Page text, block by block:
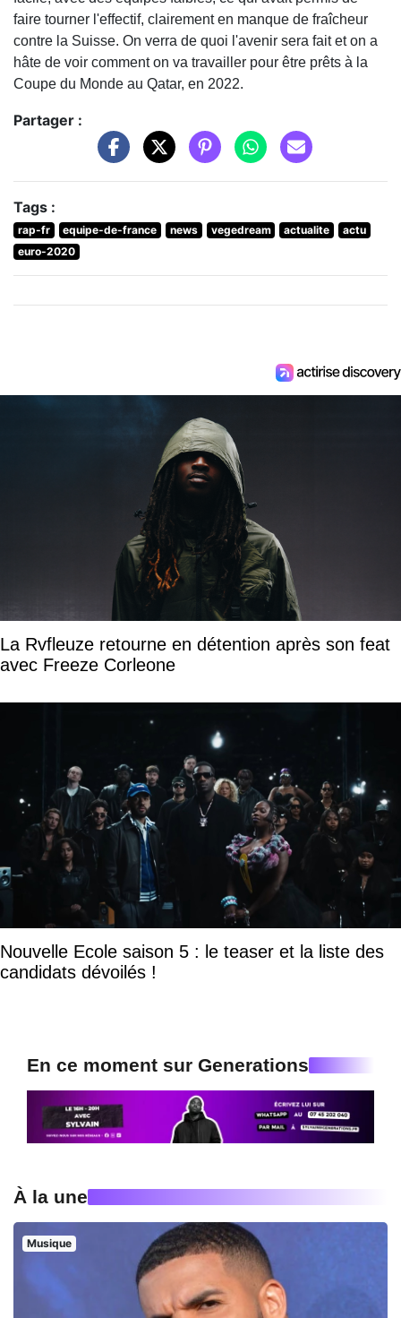
faire tourner l'effectif, clairement en manque de fraîcheur
contre la Suisse. On verra de quoi l'avenir sera fait et on a
hâte de voir comment on va travailler pour être prêts à la
Coupe du Monde au Qatar, en 2022.
Partager :
Tags :
rap-fr equipe-de-france news vegedream actualite
actu
euro-2020
La Rvfleuze retourne en détention après son feat
avec Freeze Corleone
Nouvelle Ecole saison 5 : le teaser et la liste des
candidats dévoilés !
En ce moment sur Generations
À la une
Musique